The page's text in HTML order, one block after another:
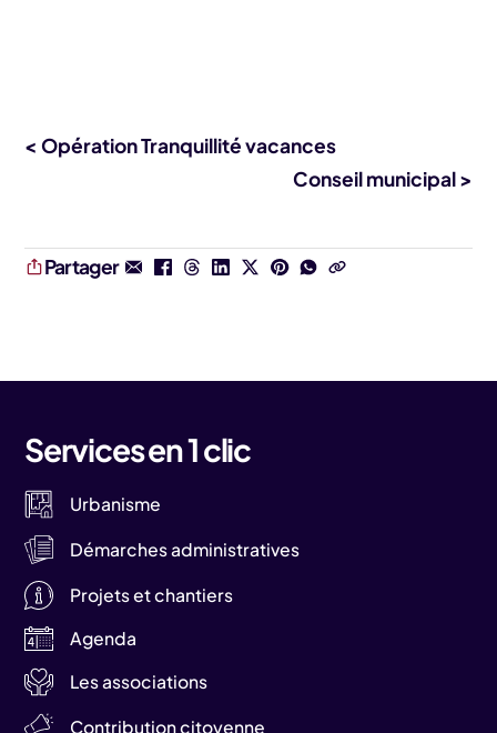
< Opération Tranquillité vacances
Conseil municipal >
Partager
Services en 1 clic
Urbanisme
Démarches administratives
Projets et chantiers
Agenda
Les associations
Contribution citoyenne